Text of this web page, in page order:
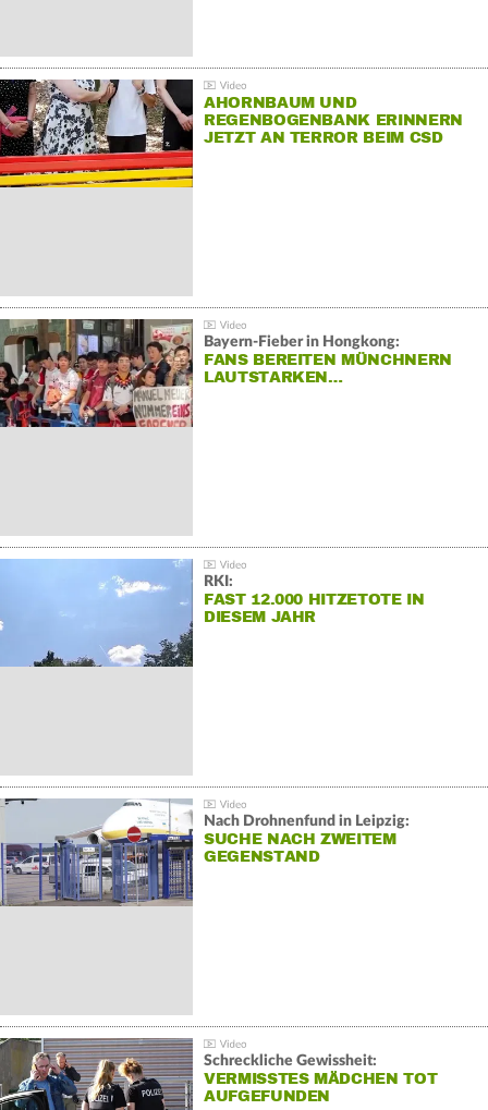
AHORNBAUM UND
REGENBOGENBANK ERINNERN
JETZT AN TERROR BEIM CSD
Bayern-Fieber in Hongkong:
FANS BEREITEN MÜNCHNERN
LAUTSTARKEN…
RKI:
FAST 12.000 HITZETOTE IN
DIESEM JAHR
Nach Drohnenfund in Leipzig:
SUCHE NACH ZWEITEM
GEGENSTAND
Schreckliche Gewissheit:
VERMISSTES MÄDCHEN TOT
AUFGEFUNDEN